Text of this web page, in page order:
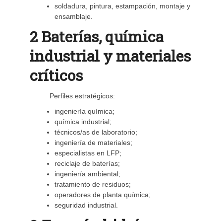
soldadura, pintura, estampación, montaje y
ensamblaje.
2 Baterías, química
industrial y materiales
críticos
Perfiles estratégicos:
ingeniería química;
química industrial;
técnicos/as de laboratorio;
ingeniería de materiales;
especialistas en LFP;
reciclaje de baterías;
ingeniería ambiental;
tratamiento de residuos;
operadores de planta química;
seguridad industrial.